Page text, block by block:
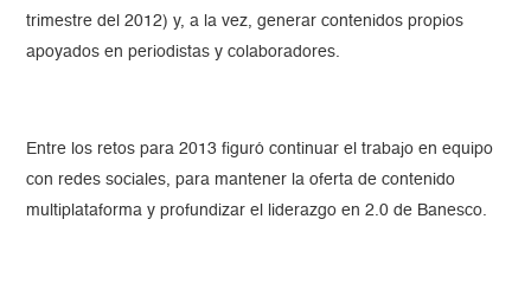
trimestre del 2012) y, a la vez, generar contenidos propios
apoyados en periodistas y colaboradores.
Entre los retos para 2013 figuró continuar el trabajo en equipo
con redes sociales, para mantener la oferta de contenido
multiplataforma y profundizar el liderazgo en 2.0 de Banesco.